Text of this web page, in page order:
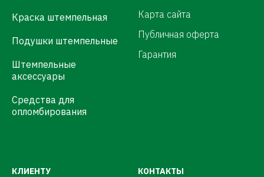
Краска штемпельная
Подушки штемпельные
Штемпельные
аксессуары
Средства для
опломбирования
Карта сайта
Публичная оферта
Гарантия
КЛИЕНТУ КОНТАКТЫ